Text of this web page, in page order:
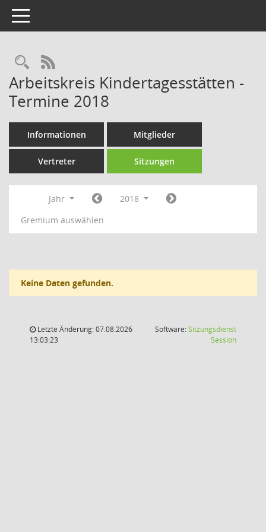
Toggle navigation
Rechercheauswahl
RSS-Feed
Arbeitskreis Kindertagesstätten -
Termine 2018
Informationen Mitglieder
Vertreter Sitzungen
Jahr
2018
Gremium auswählen
Keine Daten gefunden.
Letzte Änderung: 07.08.2026
13:03:23
Software:Sitzungsdienst
Session(Wird in